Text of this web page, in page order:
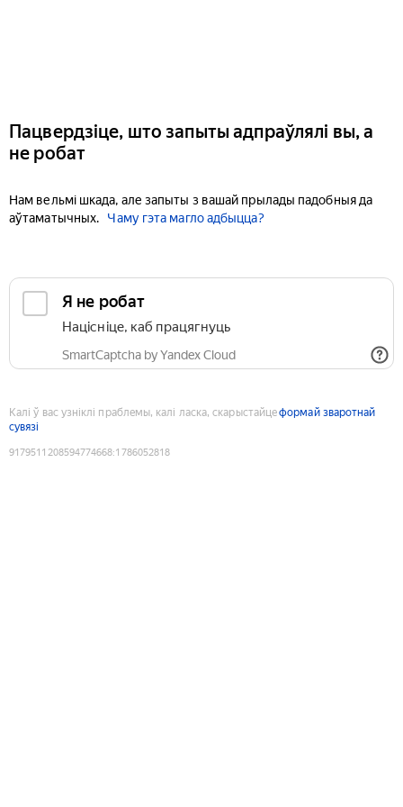
Пацвердзіце, што запыты адпраўлялі вы, а
не робат
Нам вельмі шкада, але запыты з вашай прылады падобныя да
аўтаматычных.
Чаму гэта магло адбыцца?
Я не робат
Націсніце, каб працягнуць
SmartCaptcha by Yandex Cloud
Калі ў вас узніклі праблемы, калі ласка, скарыстайцеформай зваротнай
сувязі
9179511208594774668:1786052818